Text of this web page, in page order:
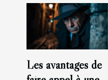
Les avantages de